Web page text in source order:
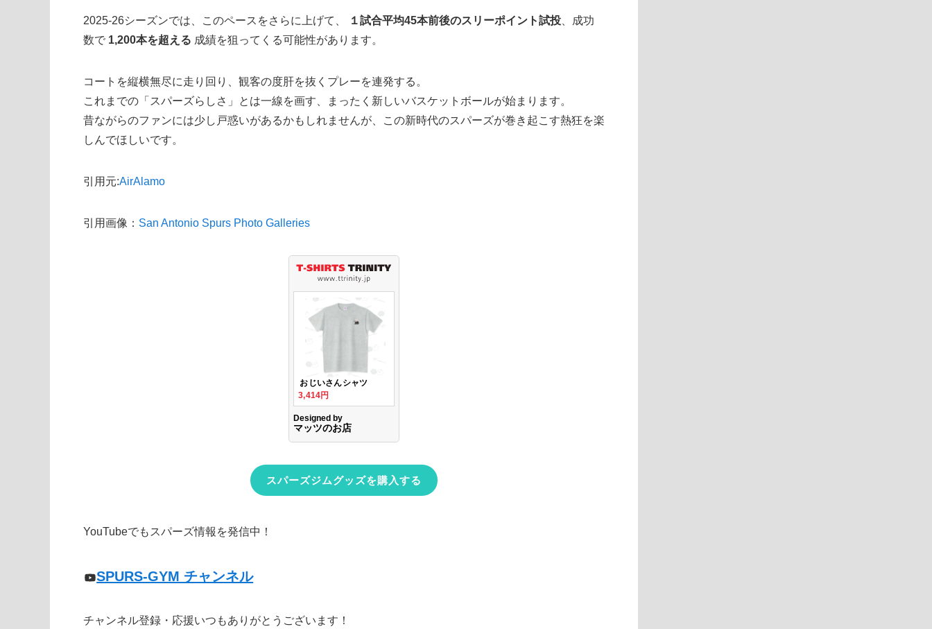
2025-26シーズンでは、このペースをさらに上げて、 １試合平均45本前後のスリーポイント試投 、成功
数で 1,200本を超える 成績を狙ってくる可能性があります。
コートを縦横無尽に走り回り、観客の度肝を抜くプレーを連発する。
これまでの「スパーズらしさ」とは一線を画す、まったく新しいバスケットボールが始まります。
昔ながらのファンには少し戸惑いがあるかもしれませんが、この新時代のスパーズが巻き起こす熱狂を楽
しんでほしいです。
引用元:AirAlamo
引用画像： San Antonio Spurs Photo Galleries
スパーズジムグッズを購入する
YouTubeでもスパーズ情報を発信中！
SPURS-GYM チャンネル
チャンネル登録・応援いつもありがとうございます！